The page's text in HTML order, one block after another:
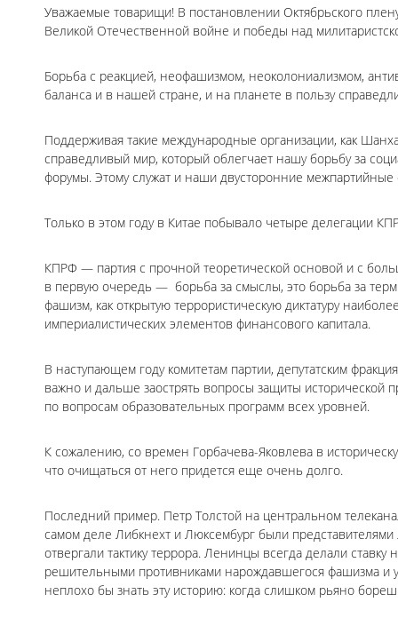
Уважаемые товарищи! В постановлении Октябрьского
Великой Отечественной войне и победы над
Борьба с реакцией, неофашизмом, неоколониализмом,
баланса и в нашей стране, и на планете в пользу
Поддерживая такие международные организации, как
справедливый мир, который облегчает нашу борьбу за
форумы. Этому служат и наши двусторонние
Только в этом году в Китае побывало четыре делегации
КПРФ — партия с прочной теоретической основой и с
в первую очередь — борьба за смыслы, это борьба за
фашизм, как открытую террористическую диктатуру
империалистических элементов финансового капитала.
В наступающем году комитетам партии, депутатским
важно и дальше заострять вопросы защиты исторической
по вопросам образовательных программ всех уровней.
К сожалению, со времен Горбачева-Яковлева в
что очищаться от него придется еще очень долго.
Последний пример. Петр Толстой на центральном
самом деле Либкнехт и Люксембург были
отвергали тактику террора. Ленинцы всегда делали
решительными противниками нарождавшегося фашизма и
неплохо бы знать эту историю: когда слишком рьяно